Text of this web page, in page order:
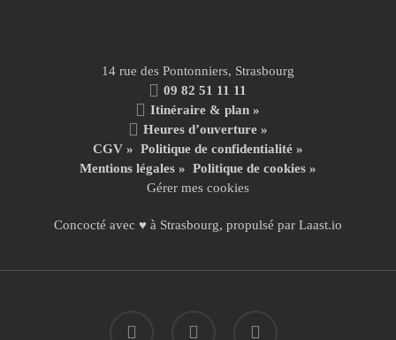
14 rue des Pontonniers, Strasbourg
09 82 51 11 11
Itinéraire & plan »
Heures d’ouverture »
CGV » Politique de confidentialité»
Mentions légales » Politique de cookies »
Gérer mes cookies
Concocté avec ♥ à Strasbourg, propulsé par Laast.io